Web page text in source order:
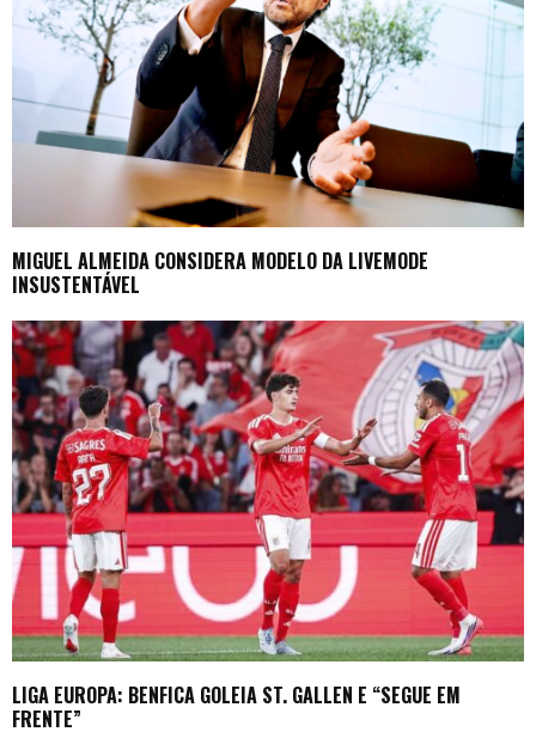
MIGUEL ALMEIDA CONSIDERA MODELO DA LIVEMODE
INSUSTENTÁVEL
LIGA EUROPA: BENFICA GOLEIA ST. GALLEN E “SEGUE EM
FRENTE”